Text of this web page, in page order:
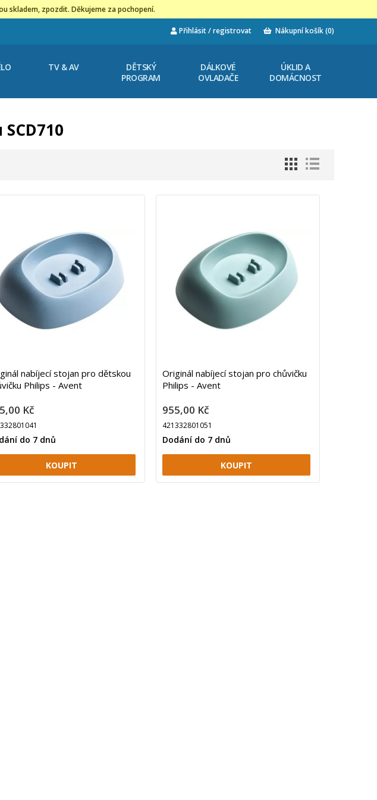
skladem, zpozdit. Děkujeme za pochopení.
Přihlásit / registrovat Nákupní košík(0)
TV & AV
DĚTSKÝ
PROGRAM
DÁLKOVÉ
OVLADAČE
ÚKLID A
DOMÁCNOST
nabíjecí stojan pro dětskou
Philips - Avent
Kč
do 7 dnů
Originál nabíjecí stojan pro chůvičku
Philips - Avent
955,00 Kč
421332801051
Dodání do 7 dnů